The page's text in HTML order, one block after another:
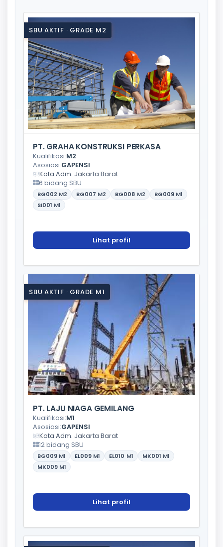
SBU AKTIF · GRADE M2
PT. GRAHA KONSTRUKSI PERKASA
Kualifikasi:M2
Asosiasi:GAPENSI
Kota Adm. Jakarta Barat
6 bidang SBU
BG002 M2 BG007 M2 BG008 M2 BG009 M1
SI001 M1
Lihat profil
SBU AKTIF · GRADE M1
PT. LAJU NIAGA GEMILANG
Kualifikasi:M1
Asosiasi:GAPENSI
Kota Adm. Jakarta Barat
12 bidang SBU
BG009 M1 EL009 M1 EL010 M1 MK001 M1
MK009 M1
Lihat profil